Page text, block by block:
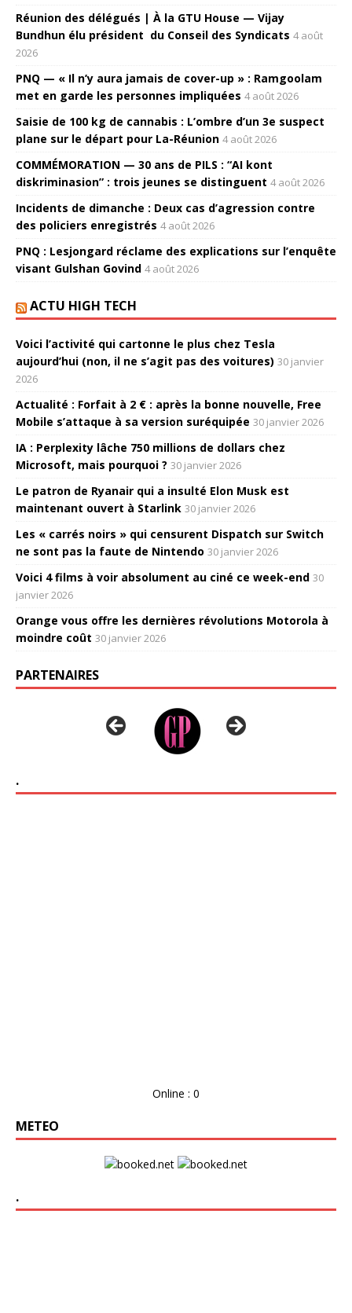
Réunion des délégués | À la GTU House — Vijay
Bundhun élu président du Conseil des Syndicats 4 août
2026
PNQ — « Il n’y aura jamais de cover-up » : Ramgoolam
met en garde les personnes impliquées 4 août 2026
Saisie de 100 kg de cannabis : L’ombre d’un 3e suspect
plane sur le départ pour La-Réunion 4 août 2026
COMMÉMORATION — 30 ans de PILS : “AI kont
diskriminasion” : trois jeunes se distinguent 4 août 2026
Incidents de dimanche : Deux cas d’agression contre
des policiers enregistrés 4 août 2026
PNQ : Lesjongard réclame des explications sur l’enquête
visant Gulshan Govind 4 août 2026
ACTU HIGH TECH
Voici l’activité qui cartonne le plus chez Tesla
aujourd’hui (non, il ne s’agit pas des voitures) 30 janvier
2026
Actualité : Forfait à 2 € : après la bonne nouvelle, Free
Mobile s’attaque à sa version suréquipée 30 janvier 2026
IA : Perplexity lâche 750 millions de dollars chez
Microsoft, mais pourquoi ? 30 janvier 2026
Le patron de Ryanair qui a insulté Elon Musk est
maintenant ouvert à Starlink 30 janvier 2026
Les « carrés noirs » qui censurent Dispatch sur Switch
ne sont pas la faute de Nintendo 30 janvier 2026
Voici 4 films à voir absolument au ciné ce week-end 30
janvier 2026
Orange vous offre les dernières révolutions Motorola à
moindre coût 30 janvier 2026
PARTENAIRES
.
Online : 0
METEO
.